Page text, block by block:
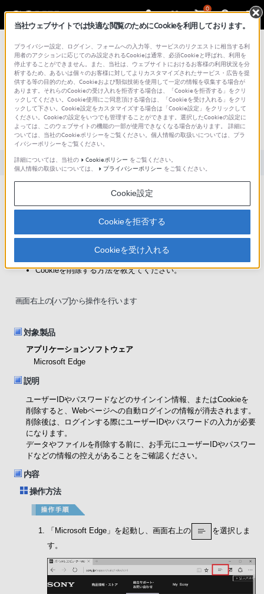
0
総合サポート・お問い合わせ
文書番号 : S1508120073355 / 最終更新日 : 2025/03/11
[Microsoft Edge] 閲覧履歴・検索履歴・
Cookie・キャッシュを削除する方法
対象製品カテゴリー・製品
「Microsoft Edge」で閲覧したWebページの履歴や検索履歴を削
フォームに入力した情報を削除できますか。
ユーザー名、およびパスワードなどの入力履歴を削除する方法
Cookieを削除する方法を教えてください。
画面右上の[ハブ]から操作を行います
対象製品
アプリケーションソフトウェア
Microsoft Edge
説明
ユーザーIDやパスワードなどのサインイン情報、またはCookieを
削除すると、Webページへの自動ログインの情報が消去されます。
削除後は、ログインする際にユーザーIDやパスワードの入力が必要
になります。
データやファイルを削除する前に、お手元にユーザーIDやパスワー
ドなどの情報の控えがあることをご確認ください。
内容
操作方法
「Microsoft Edge」を起動し、画面右上の
を選択しま
す。
当社ウェブサイトでは快適な閲覧のためにCookieを利用しております。
プライバシー設定、ログイン、フォームへの入力等、サービスのリクエストに相当する利
用者のアクションに応じてのみ設定されるCookieは通常、必須Cookieと呼ばれ、利用を
停止することができません。また、当社は、ウェブサイトにおけるお客様の利用状況を分
析するため、あるいは個々のお客様に対してよりカスタマイズされたサービス・広告を提
供する等の目的のため、Cookieおよび類似技術を使用して一定の情報を収集する場合が
あります。それらのCookieの受け入れを拒否する場合は、「Cookieを拒否する」をクリ
ックしてください。Cookie使用にご同意頂ける場合は、「Cookieを受け入れる」をクリ
ックして下さい。Cookie設定をカスタマイズする場合は「Cookie設定」をクリックして
ください。Cookieの設定をいつでも管理することができます。選択したCookieの設定に
よっては、このウェブサイトの機能の一部が使用できなくなる場合があります。 詳細に
ついては、当社のCookieポリシーをご覧ください。個人情報の取扱いについては、プラ
イバシーポリシーをご覧ください。
詳細については、当社の
Cookieポリシー をご覧ください。
個人情報の取扱いについては、
プライバシーポリシー をご覧ください。
Cookie設定
Cookieを拒否する
Cookieを受け入れる